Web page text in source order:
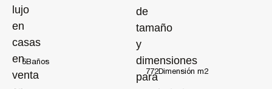
Baños
5
Dimensión m2
772